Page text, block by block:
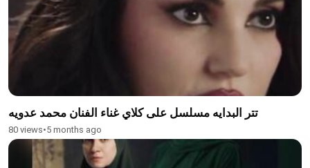
تتر البدايه مسلسل على كلاي غناء الفنان محمد عدويه
80 views•5 months ago